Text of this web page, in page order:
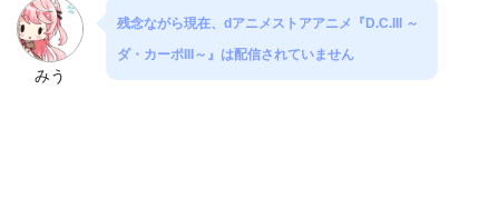
みう
残念ながら現在、dアニメストアアニメ『D.C.III ～
ダ・カーポIII～』は配信されていません